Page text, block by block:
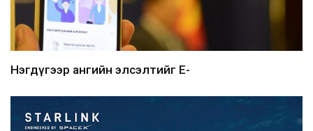
Нэгдүгээр ангийн элсэлтийг E-